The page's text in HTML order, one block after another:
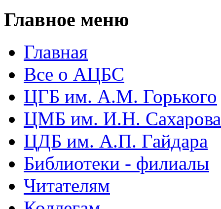
Главное меню
Главная
Все о АЦБС
ЦГБ им. А.М. Горького
ЦМБ им. И.Н. Сахарова
ЦДБ им. А.П. Гайдара
Библиотеки - филиалы
Читателям